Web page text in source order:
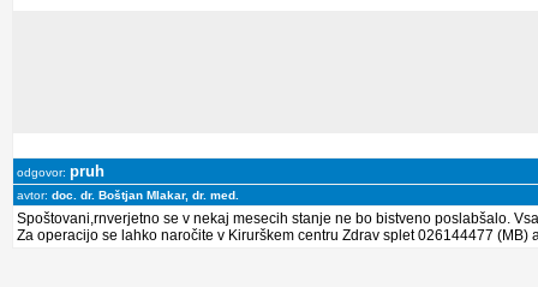
odgovor: pruh
avtor: doc. dr. Boštjan Mlakar, dr. med.
Spoštovani,rnverjetno se v nekaj mesecih stanje ne bo bistveno poslabšalo.
Za operacijo se lahko naročite v Kirurškem centru Zdrav splet 026144477